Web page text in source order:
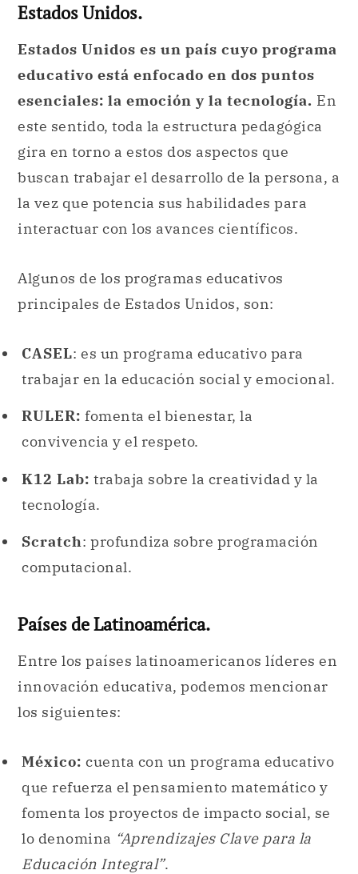
Estados Unidos.
Estados Unidos es un país cuyo programa
educativo está enfocado en dos puntos
esenciales: la emoción y la tecnología. En
este sentido, toda la estructura pedagógica
gira en torno a estos dos aspectos que
buscan trabajar el desarrollo de la persona, a
la vez que potencia sus habilidades para
interactuar con los avances científicos.
Algunos de los programas educativos
principales de Estados Unidos, son:
CASEL: es un programa educativo para
trabajar en la educación social y emocional.
RULER: fomenta el bienestar, la
convivencia y el respeto.
K12 Lab: trabaja sobre la creatividad y la
tecnología.
Scratch: profundiza sobre programación
computacional.
Países de Latinoamérica.
Entre los países latinoamericanos líderes en
innovación educativa, podemos mencionar
los siguientes:
México: cuenta con un programa educativo
que refuerza el pensamiento matemático y
fomenta los proyectos de impacto social, se
lo denomina “Aprendizajes Clave para la
Educación Integral”.